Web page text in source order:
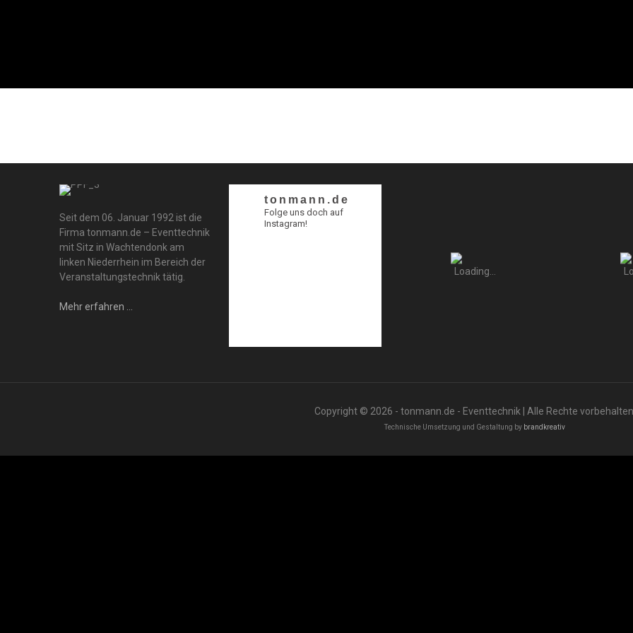
Seit dem 06. Januar 1992 ist die
Firma tonmann.de – Eventtechnik
mit Sitz in Wachtendonk am
linken Niederrhein im Bereich der
Veranstaltungstechnik tätig.
Mehr erfahren ...
tonmann.de
Folge uns doch auf
Instagram!
Copyright © 2026 - tonmann.de - Eventtechnik | Alle Rechte vorbehalten.
Technische Umsetzung und Gestaltung by brandkreativ